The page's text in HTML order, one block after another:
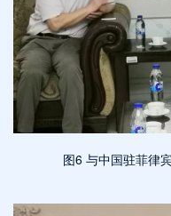
图6 与中国驻菲律